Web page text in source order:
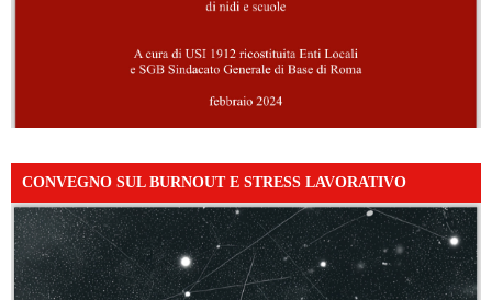
CONVEGNO SUL BURNOUT E STRESS LAVORATIVO